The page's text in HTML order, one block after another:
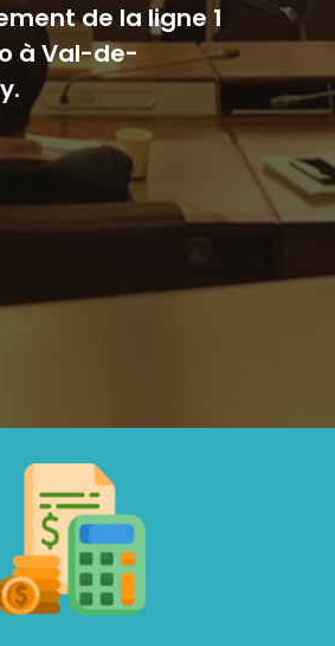
de la ligne 1
à Val-de-